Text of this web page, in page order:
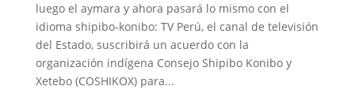
luego el aymara y ahora pasará lo mismo con el
idioma shipibo-konibo: TV Perú, el canal de televisión
del Estado, suscribirá un acuerdo con la
organización indígena Consejo Shipibo Konibo y
Xetebo (COSHIKOX) para...